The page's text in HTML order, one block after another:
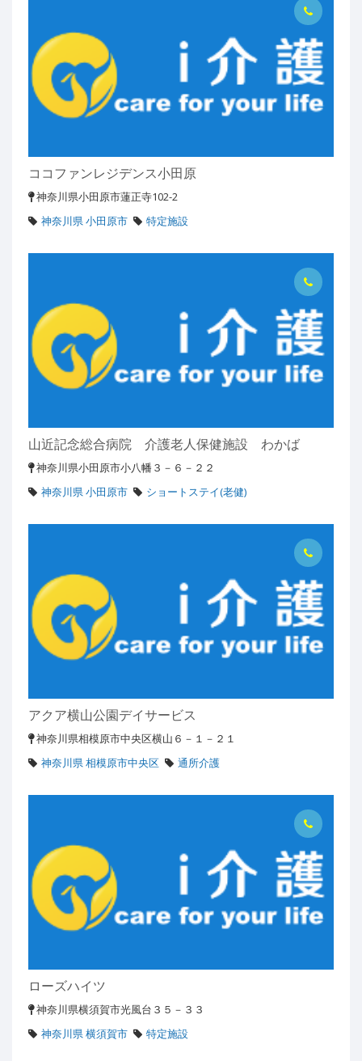
ココファンレジデンス小田原
神奈川県小田原市蓮正寺102-2
神奈川県 小田原市
特定施設
山近記念総合病院 介護老人保健施設 わかば
神奈川県小田原市小八幡３－６－２２
神奈川県 小田原市
ショートステイ(老健)
アクア横山公園デイサービス
神奈川県相模原市中央区横山６－１－２１
神奈川県 相模原市中央区
通所介護
ローズハイツ
神奈川県横須賀市光風台３５－３３
神奈川県 横須賀市
特定施設